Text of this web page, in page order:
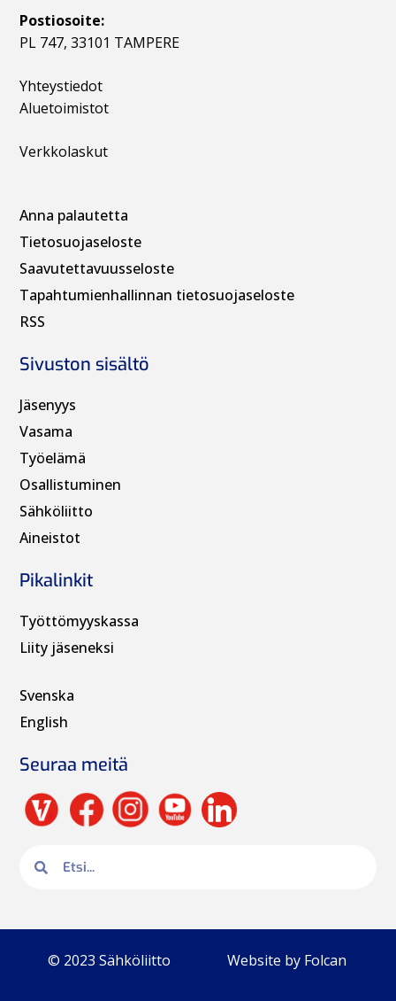
Postiosoite:
PL 747, 33101 TAMPERE
Yhteystiedot
Aluetoimistot
Verkkolaskut
Anna palautetta
Tietosuojaseloste
Saavutettavuusseloste
Tapahtumienhallinnan tietosuojaseloste
RSS
Sivuston sisältö
Jäsenyys
Vasama
Työelämä
Osallistuminen
Sähköliitto
Aineistot
Pikalinkit
Työttömyyskassa
Liity jäseneksi
Svenska
English
Seuraa meitä
© 2023 Sähköliitto Website by Folcan